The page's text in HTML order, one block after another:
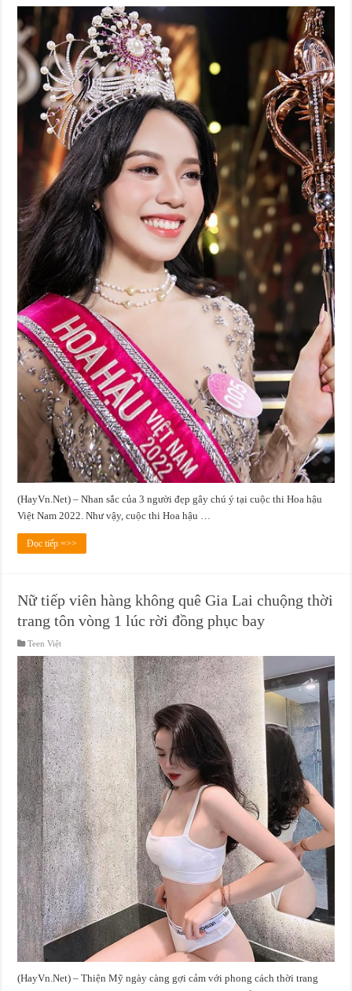
(HayVn.Net) – Nhan sắc của 3 người đẹp gây chú ý tại cuộc thi Hoa hậu
Việt Nam 2022. Như vậy, cuộc thi Hoa hậu …
Đọc tiếp =>>
Nữ tiếp viên hàng không quê Gia Lai chuộng thời
trang tôn vòng 1 lúc rời đồng phục bay
Teen Việt
(HayVn.Net) – Thiện Mỹ ngày càng gợi cảm với phong cách thời trang